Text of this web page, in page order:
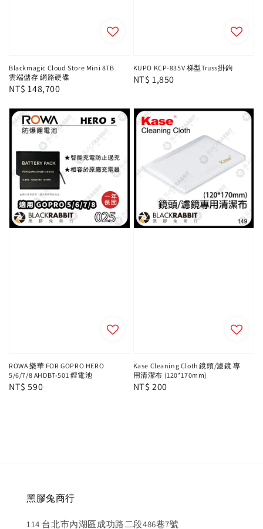
Blackmagic Cloud Store Mini 8TB
雲端儲存 網路硬碟
Regular
NT$ 148,700
KUPO KCP-835V 梯型Truss掛鉤
Regular
NT$ 1,850
ROWA 樂華 FOR GOPRO HERO
5/6/7/8 AHDBT-501 鋰電池
Regular
NT$ 590
Kase Cleaning Cloth 鏡頭/濾鏡 專
用清潔布 (120*170mm)
Regular
NT$ 200
黑膠兔商行
114 台北市內湖區成功路二段486巷7號